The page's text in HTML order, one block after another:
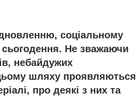
соціальному
сьогодення. Не зважаючи
небайдужих
шляху проявляються
про деякі з них та